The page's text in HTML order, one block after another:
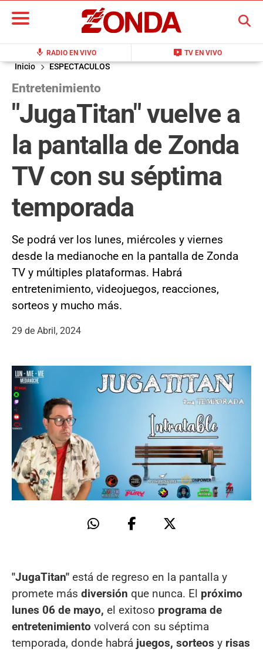
mic RADIO EN VIVO live_tv TV EN VIVO
BUSCAR
Inicio ESPECTACULOS
Entretenimiento
"JugaTitan" vuelve a
la pantalla de Zonda
TV con su séptima
temporada
Se podrá ver los lunes, miércoles y viernes
desde la medianoche en la pantalla de Zonda
TV y múltiples plataformas. Habrá
entretenimiento, videojuegos, reacciones,
sorteos y mucho más.
29 de Abril, 2024
"JugaTitan" está de regreso en la pantalla y
promete más diversión que nunca. El próximo
lunes 06 de mayo, el exitoso programa de
entretenimiento volverá con su séptima
temporada, donde habrá juegos, sorteos y risas